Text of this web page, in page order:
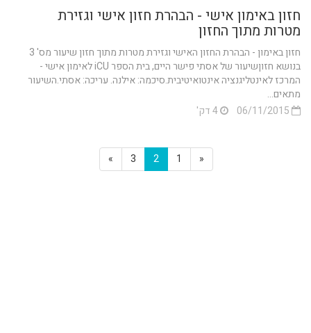
חזון באימון אישי - הבהרת חזון אישי וגזירת
מטרות מתוך החזון
חזון באימון - הבהרת החזון האישי וגזירת מטרות מתוך חזון שיעור מס' 3
בנושא חזוןשיעור של אסתי פישר היים, בית הספר iCU לאימון אישי -
המרכז לאינטליגנציה אינטואיטיבית.סיכמה: אילנה. עריכה: אסתי.השיעור
מתאים...
«
1
2
3
»